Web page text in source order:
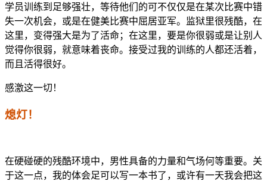
学员训练到足够强壮，等待他们的可不仅仅是在某次比赛中错
失一次机会，或是在健美比赛中屈居亚军。监狱里很残酷，在
这里，变得强大是为了活命；在这里，要是你很弱或是让别人
觉得你很弱，就意味着丧命。接受过我的训练的人都还活着，
而且活得很好。
感激这一切！
熄灯！
在硬碰硬的残酷环境中，男性具备的力量和气场何等重要。关
于这一点，我的体会足可以写一本书了，或许有一天我会把这